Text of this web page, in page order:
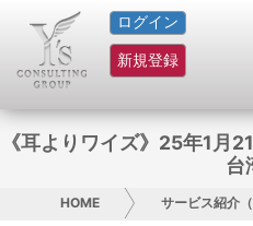
ログイン
新規登録
HOME
サービス紹介
《耳よりワイズ》25年1月
台
HOME サービス紹介（